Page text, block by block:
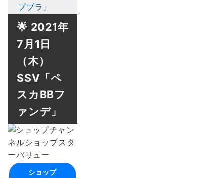
プブラ」
🌟 2021年
7月1日
（木）
SSV「ペ
スカBBフ
ァンデ」
ショップ